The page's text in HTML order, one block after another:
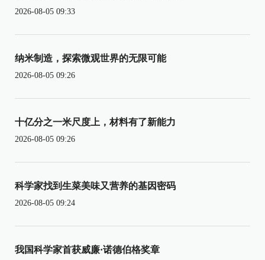
2026-08-05 09:33
纳米制造，探索微观世界的无限可能
2026-08-05 09:26
十亿分之一米尺度上，材料有了新能力
2026-08-05 09:26
科学家找到生菜美味又营养的基因密码
2026-08-05 09:24
我国科学家首获威廉·诺德伯格奖章